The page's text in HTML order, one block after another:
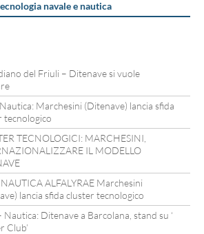
navale e nautica
del Friuli – Ditenave si vuole
Marchesini (Ditenave) lancia sfida
tecnologico
TECNOLOGICI: MARCHESINI,
IL MODELLO
ALFALYRAE Marchesini
lancia sfida cluster tecnologico
Nautica: Ditenave a Barcolana, stand su ‘
Club’